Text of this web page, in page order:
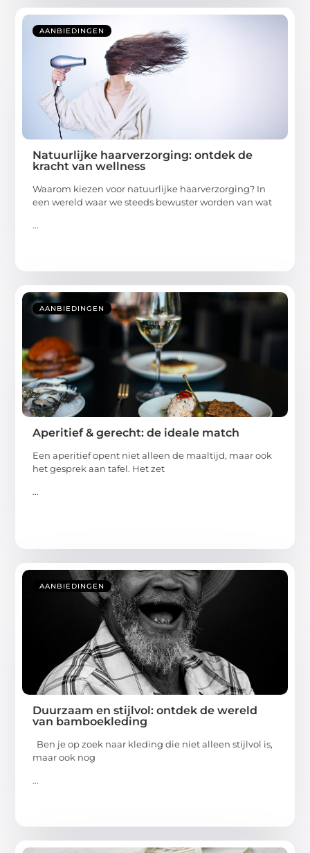
AANBIEDINGEN
Natuurlijke haarverzorging: ontdek de
kracht van wellness
Waarom kiezen voor natuurlijke haarverzorging? In
een wereld waar we steeds bewuster worden van wat
...
AANBIEDINGEN
Aperitief & gerecht: de ideale match
Een aperitief opent niet alleen de maaltijd, maar ook
het gesprek aan tafel. Het zet
...
AANBIEDINGEN
Duurzaam en stijlvol: ontdek de wereld
van bamboekleding
Ben je op zoek naar kleding die niet alleen stijlvol is,
maar ook nog
...